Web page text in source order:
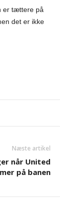
er tættere på
det er ikke
Næste artikel
når United
på banen